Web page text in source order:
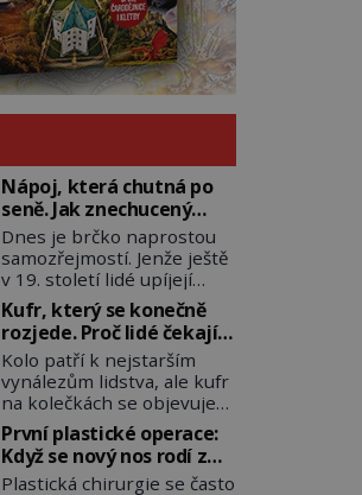
Nápoj, která chutná po
seně. Jak znechucený
Američan vymyslel brčko
Dnes je brčko naprostou
samozřejmostí. Jenže ještě
v 19. století lidé upíjejí
limonády i koktejly dutými
stébly žita nebo žitné
slámy. Fungují sice dobře,
mají ale jednu
nepříjemnou vlastnost po
chvíli se rozmáčejí a nápoji
dodávají travnatou příchuť.
Právě tahle drobná
nepříjemnost přivede
Kufr, který se konečně
rozjede. Proč lidé čekají
na kolečka téměř pět
tisíc let?
Kolo patří k nejstarším
vynálezům lidstva, ale kufr
na kolečkách se objevuje
až ve 20. století. Po tisíce
let lidé vláčejí těžká
zavazadla v rukou, na
zádech nebo je nakládají
První plastické operace:
Když se nový nos rodí z
kůže na tváři
Plastická chirurgie se často